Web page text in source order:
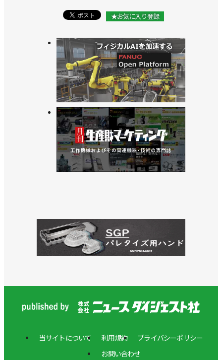
動搬送に／安川電機
に挑戦／安川電機
>>[直前特集RTJ2026 vol.3] 「新しいものづくり」を
社会実装／安川電機
>>可搬質量35㎏、リーチ2030mmの協働ロボットを
発売／安川電機
>>双腕ロボットで実験を自動化、ロボット未来創造
センターを開設／東京科学大学
クス事業統括に／安川電機
>>キュウリ収獲ロボットが現場で稼働開始／安川電
>>フィジカルAIの社会実装に向けてソフトバンクと
>>[特集2025国際ロボット展vol.3]AIがロボ導入や運
用を容易に／安川電機
★お気に入り登録
当サイトについて 利用規約
プライバシーポリシー
お問い合わせ